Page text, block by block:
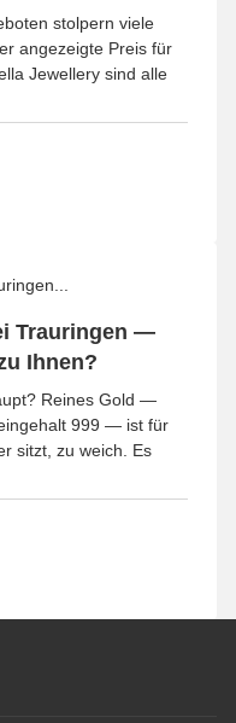
stolpern viele
angezeigte Preis für
Jewellery sind alle
Trauringen —
Ihnen?
Reines Gold —
999 — ist für
sitzt, zu weich. Es